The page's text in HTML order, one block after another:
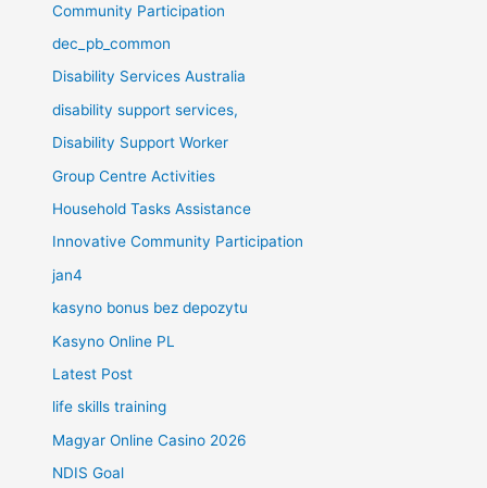
Community Participation
dec_pb_common
Disability Services Australia
disability support services,
Disability Support Worker
Group Centre Activities
Household Tasks Assistance
Innovative Community Participation
jan4
kasyno bonus bez depozytu
Kasyno Online PL
Latest Post
life skills training
Magyar Online Casino 2026
NDIS Goal